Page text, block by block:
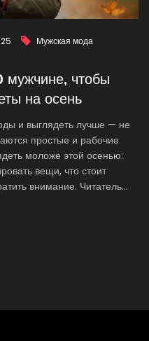
Мужская мода
мужчине, чтобы
на осень
и выглядеть лучше — не
простые и рабочие
моложе этой осенью:
вещи, что стоит
внимание. Читатель
моды для зрелых мужчин.